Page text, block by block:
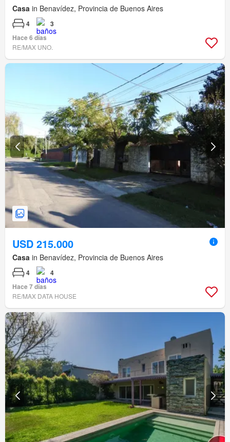
Casa in Benavídez, Provincia de Buenos Aires
4
3
Hace 6 días
RE/MAX UNO.
USD 215.000
Casa in Benavídez, Provincia de Buenos Aires
4
4
Hace 7 días
RE/MAX DATA HOUSE